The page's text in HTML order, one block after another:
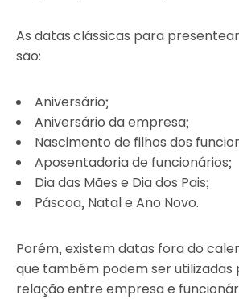
As datasclássicas para
são:
Aniversário;
Aniversário da empresa;
Nascimento de filhos dos
Aposentadoria de funcionários;
Dia das Mães e Dia dos Pais;
Páscoa, Natal e Ano Novo.
Porém, existem datas fora do
que também podem ser utilizadas
relação entre empresa e